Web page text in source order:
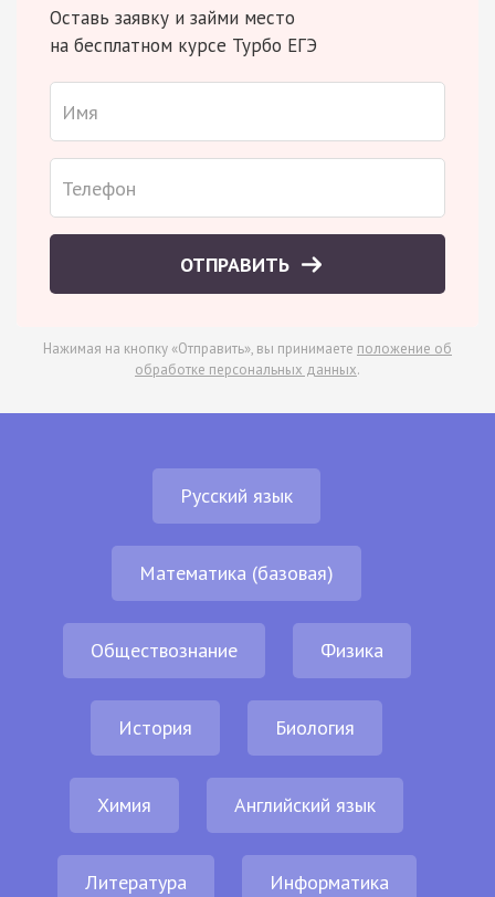
Оставь заявку и займи место
на бесплатном курсе Турбо ЕГЭ
ОТПРАВИТЬ
Нажимая на кнопку «Отправить», вы принимаете положение об
обработке персональных данных.
Русский язык
Математика (базовая)
Обществознание Физика
История Биология
Химия Английский язык
Литература Информатика